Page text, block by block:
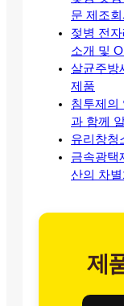
문 제조회
젖병 전
소개 및
살균주방
제품
침투제의
과 함께
유리창청
금속광택
산의 차
제